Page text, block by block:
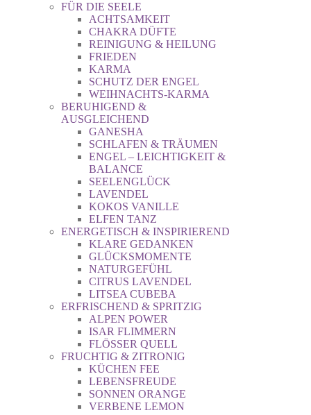
FÜR DIE SEELE
ACHTSAMKEIT
CHAKRA DÜFTE
REINIGUNG & HEILUNG
FRIEDEN
KARMA
SCHUTZ DER ENGEL
WEIHNACHTS-KARMA
BERUHIGEND &
AUSGLEICHEND
GANESHA
SCHLAFEN & TRÄUMEN
ENGEL – LEICHTIGKEIT &
BALANCE
SEELENGLÜCK
LAVENDEL
KOKOS VANILLE
ELFEN TANZ
ENERGETISCH & INSPIRIEREND
KLARE GEDANKEN
GLÜCKSMOMENTE
NATURGEFÜHL
CITRUS LAVENDEL
LITSEA CUBEBA
ERFRISCHEND & SPRITZIG
ALPEN POWER
ISAR FLIMMERN
FLÖSSER QUELL
FRUCHTIG & ZITRONIG
KÜCHEN FEE
LEBENSFREUDE
SONNEN ORANGE
VERBENE LEMON